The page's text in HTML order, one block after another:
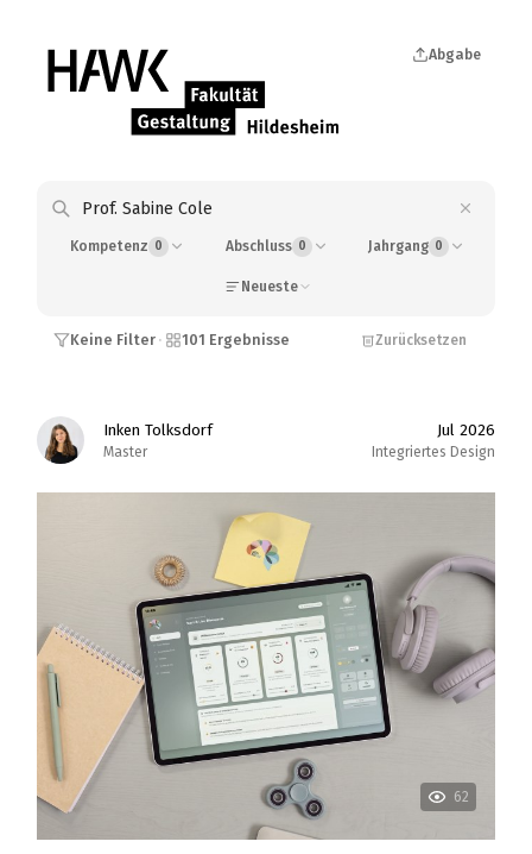
Abgabe
Kompetenz 0 Abschluss 0 Jahrgang 0
Neueste
Keine Filter · 101 Ergebnisse Zurücksetzen
Inken Tolksdorf
Master
Jul 2026
Integriertes Design
62